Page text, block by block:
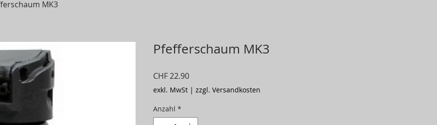
MK3
Pfefferschaum MK3
CHF 22.90Preis
exkl. MwSt | zzgl. Versandkosten
Anzahl *